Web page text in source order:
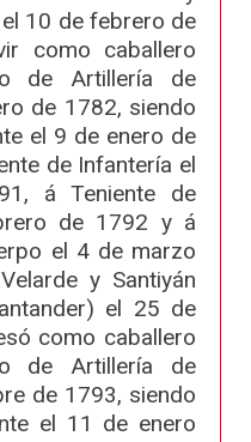
10 de febrero de
como caballero
de Artillería de
de 1782, siendo
el 9 de enero de
de Infantería el
á Teniente de
de 1792 y á
el 4 de marzo
y Santiyán
el 25 de
como caballero
de Artillería de
de 1793, siendo
el 11 de enero